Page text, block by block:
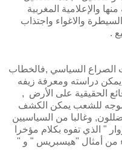
والإعلامية المغربية
والاغواء واجتذاب
.
الصراع السياسي ,فالخطاب
دراسته ومعرفة زيفه
الحقيقية على الأرض ,
للشعب يمكن الكشف
وغالبا من السياسيين
" الذي تفوه بكلام مؤخرا
من أمثال "هيسبريس " و "